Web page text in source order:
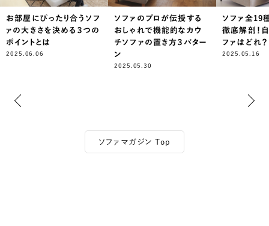
フ
の
ソファのプロが伝授する
おしゃれで機能的なカウ
チソファの置き方３パター
ン
ソファ全19種類をプロが
徹底解剖！自分に合ったソ
ファはどれ？
6畳の
グ向き
レイア
ソファマガジン Top